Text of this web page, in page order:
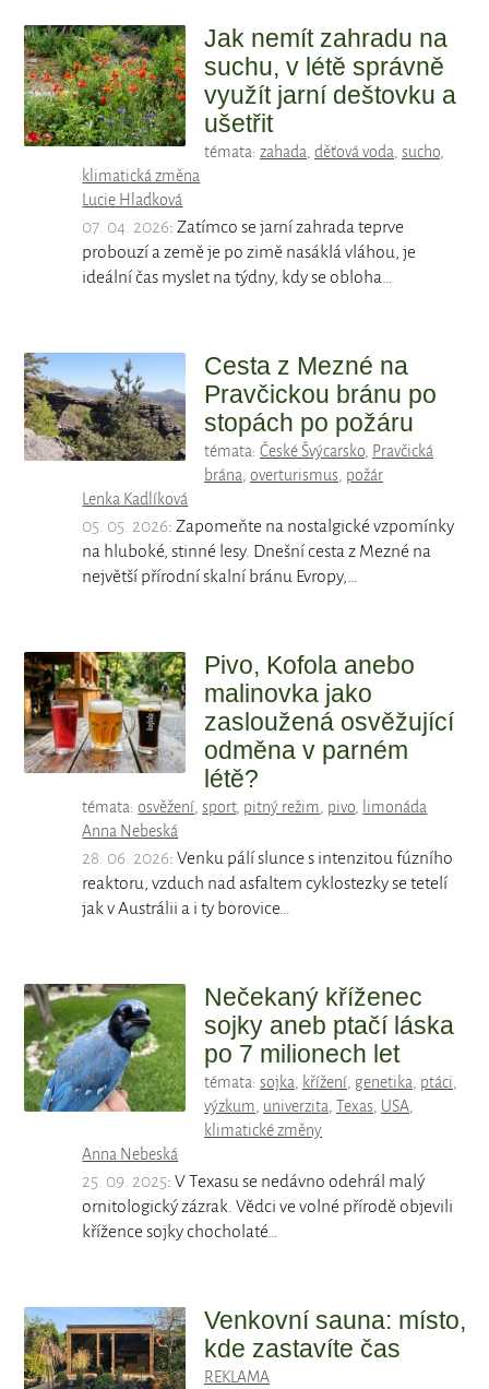
Jak nemít zahradu na
suchu, v létě správně
využít jarní deštovku a
ušetřit
témata: zahada, děťová voda, sucho,
klimatická změna
Lucie Hladková
07. 04. 2026: Zatímco se jarní zahrada teprve
probouzí a země je po zimě nasáklá vláhou, je
ideální čas myslet na týdny, kdy se obloha…
Cesta z Mezné na
Pravčickou bránu po
stopách po požáru
témata: České Švýcarsko, Pravčická
brána, overturismus, požár
Lenka Kadlíková
05. 05. 2026: Zapomeňte na nostalgické vzpomínky
na hluboké, stinné lesy. Dnešní cesta z Mezné na
největší přírodní skalní bránu Evropy,…
Pivo, Kofola anebo
malinovka jako
zasloužená osvěžující
odměna v parném
létě?
témata:osvěžení,sport, pitný režim, pivo, limonáda
Anna Nebeská
28. 06. 2026: Venku pálí slunce s intenzitou fúzního
reaktoru, vzduch nad asfaltem cyklostezky se tetelí
jak v Austrálii a i ty borovice…
Nečekaný kříženec
sojky aneb ptačí láska
po 7 milionech let
témata: sojka, křížení, genetika, ptáci,
výzkum, univerzita, Texas, USA,
klimatické změny
Anna Nebeská
25. 09. 2025: V Texasu se nedávno odehrál malý
ornitologický zázrak. Vědci ve volné přírodě objevili
křížence sojky chocholaté…
Venkovní sauna: místo,
kde zastavíte čas
REKLAMA